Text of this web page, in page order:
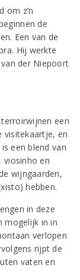
om z’n
de
Een van de
Hij werkte
der Niepoort
een
visitekaartje, en
een blend van
viosinho en
wijngaarden,
hebben.
in deze
mogelijk in in
verlopen
rijpt de
vaten en